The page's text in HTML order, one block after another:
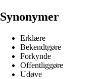
Synonymer
Erklære
Bekendtgøre
Forkynde
Offentliggøre
Udøve